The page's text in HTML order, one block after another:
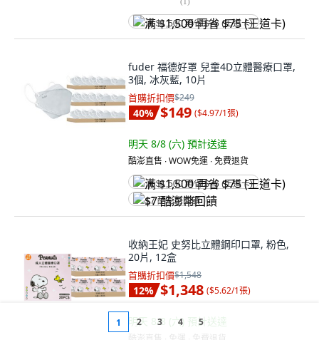
满 $1,500 再省 $75 (王道卡)
fuder 福德好罩 兒童4D立體醫療口罩,
3個, 冰灰藍, 10片
首購折扣價$249
40% $149 ($4.97/1張)
明天 8/8 (六) 預計送達
酷澎直售 ∙ WOW免運 ∙ 免費退貨
满 $1,500 再省 $75 (王道卡)
$7 酷澎幣回饋
收納王妃 史努比立體鋼印口罩, 粉色,
20片, 12盒
首購折扣價$1,548
12% $1,348 ($5.62/1張)
明天 8/8 (六) 預計送達
1 2 3 4 5